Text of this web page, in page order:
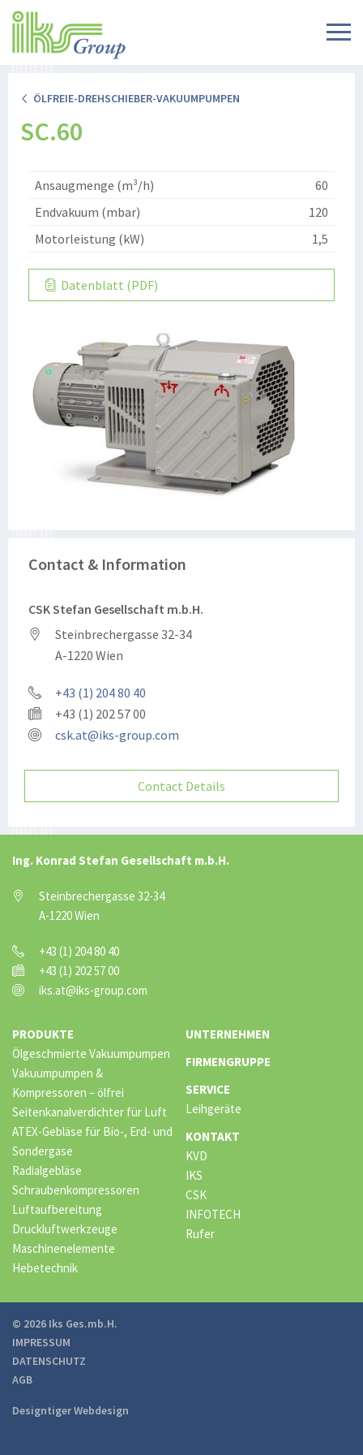
ÖLFREIE-DREHSCHIEBER-VAKUUMPUMPEN
SC.60
Ansaugmenge (m³/h)
60
Endvakuum (mbar)
120
Motorleistung (kW)
1,5
Datenblatt (PDF)
Contact & Information
CSK Stefan Gesellschaft m.b.H.
Steinbrechergasse 32-34
A-1220 Wien
+43 (1) 204 80 40
+43 (1) 202 57 00
csk.at@iks-group.com
Contact Details
Ing. Konrad Stefan Gesellschaft m.b.H.
Steinbrechergasse 32-34
A-1220 Wien
+43 (1) 204 80 40
+43 (1) 202 57 00
iks.at@iks-group.com
PRODUKTE
Ölgeschmierte Vakuumpumpen
Vakuumpumpen &
Kompressoren – ölfrei
Seitenkanalverdichter für Luft
ATEX-Gebläse für Bio-, Erd- und
Sondergase
Radialgebläse
Schraubenkompressoren
Luftaufbereitung
Druckluftwerkzeuge
Maschinenelemente
Hebetechnik
UNTERNEHMEN
FIRMENGRUPPE
SERVICE
Leihgeräte
KONTAKT
KVD
IKS
CSK
INFOTECH
Rufer
© 2026 Iks Ges.mb.H.
IMPRESSUM
DATENSCHUTZ
AGB
Designtiger Webdesign